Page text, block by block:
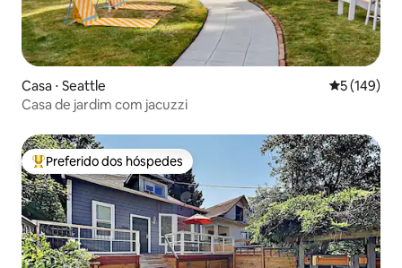
Casa ⋅ Seattle 5 de uma
5 (149)
Casa de jardim com jacuzzi
Entre os melhores preferidos dos hóspedes
Preferido dos hóspedes